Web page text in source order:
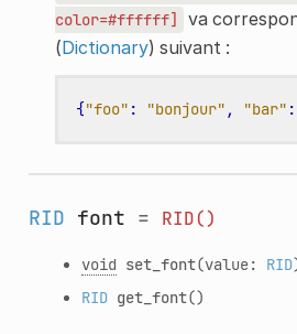
color=#ffffff]
va
(Dictionary) suivant :
{"foo" : "bonjour" , "bar" :
RID font = RID()
void set_font(value: RID
RID get_font()